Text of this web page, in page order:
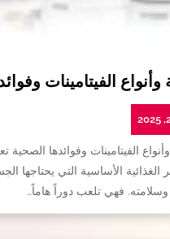
وأنواع الفيتامينات
الفيتامينات وفوائدها الصحية
الغذائية الأساسية التي يحتاجها
فهي تلعب دوراً هاماً…